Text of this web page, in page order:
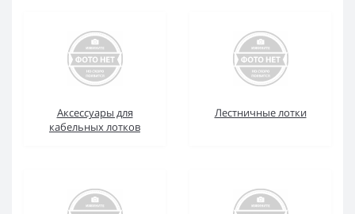
Аксессуары для
кабельных лотков
Лестничные лотки